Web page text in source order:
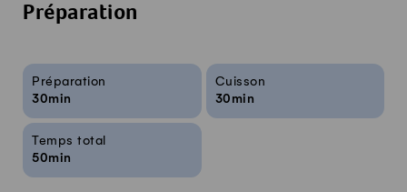
Préparation
Infos sur la recette
Préparation
30min
Cuisson
30min
Temps total
50min